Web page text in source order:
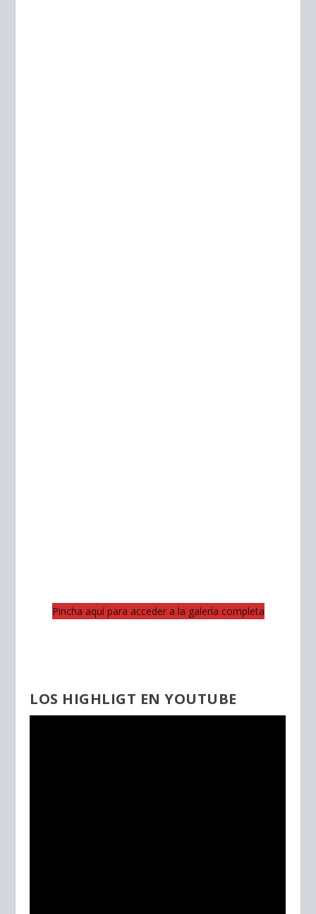
Pincha aquí para acceder a la galería completa
LOS HIGHLIGT EN YOUTUBE